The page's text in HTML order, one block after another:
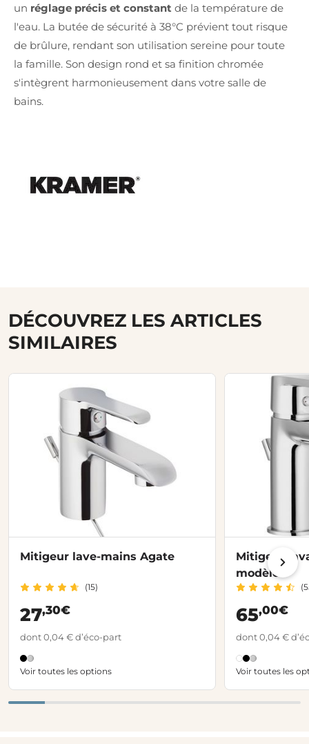
un réglage précis et constant de la température de
l'eau. La butée de sécurité à 38°C prévient tout risque
de brûlure, rendant son utilisation sereine pour toute
la famille. Son design rond et sa finition chromée
s'intègrent harmonieusement dans votre salle de
bains.
DÉCOUVREZ LES ARTICLES
SIMILAIRES
Mitigeur lave-mains Agate
(15)
27,30€
dont 0,04 € d’éco-part
Voir toutes les options
Mitigeur
modèle
65,00€
dont 0,04 €
Voir toutes les